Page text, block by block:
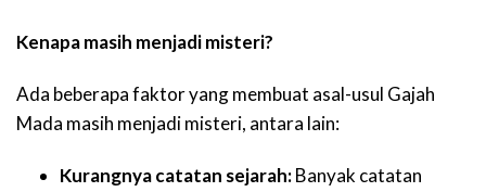
Kenapa masih menjadi misteri?
Ada beberapa faktor yang membuat asal-usul Gajah
Mada masih menjadi misteri, antara lain:
Kurangnya catatan sejarah:Banyak catatan